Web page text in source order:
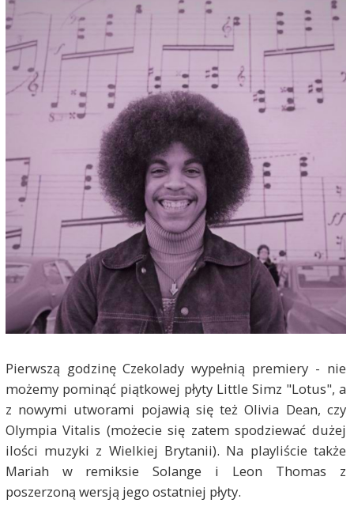
Pierwszą godzinę Czekolady wypełnią premiery - nie
możemy pominąć piątkowej płyty Little Simz "Lotus", a
z nowymi utworami pojawią się też Olivia Dean, czy
Olympia Vitalis (możecie się zatem spodziewać dużej
ilości muzyki z Wielkiej Brytanii). Na playliście także
Mariah w remiksie Solange i Leon Thomas z
poszerzoną wersją jego ostatniej płyty.